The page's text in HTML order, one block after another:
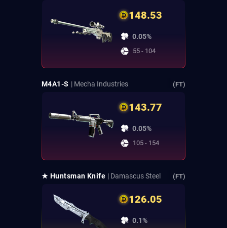
148.53
0.05%
55 - 104
M4A1-S | Mecha Industries (FT)
143.77
0.05%
105 - 154
★ Huntsman Knife | Damascus Steel (FT)
126.05
0.1%